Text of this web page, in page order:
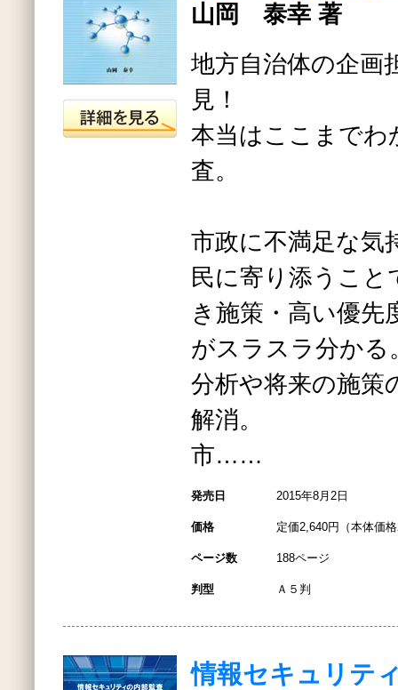
山岡 泰幸 著
地方自治体の企画
見！
本当はここまでわ
査。
市政に不満足な気
民に寄り添うこと
き施策・高い優先
がスラスラ分かる
分析や将来の施策
解消。
市……
発売日 2015年8月2日
価格 定価2,640円（本体価
ページ数 188ページ
判型 Ａ５判
情報セキュリテ